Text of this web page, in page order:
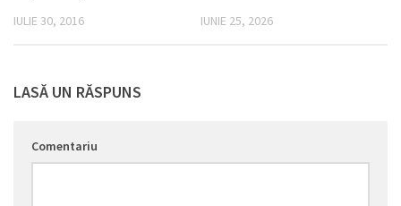
IULIE 30, 2016 IUNIE 25, 2026
LASĂ UN RĂSPUNS
Comentariu